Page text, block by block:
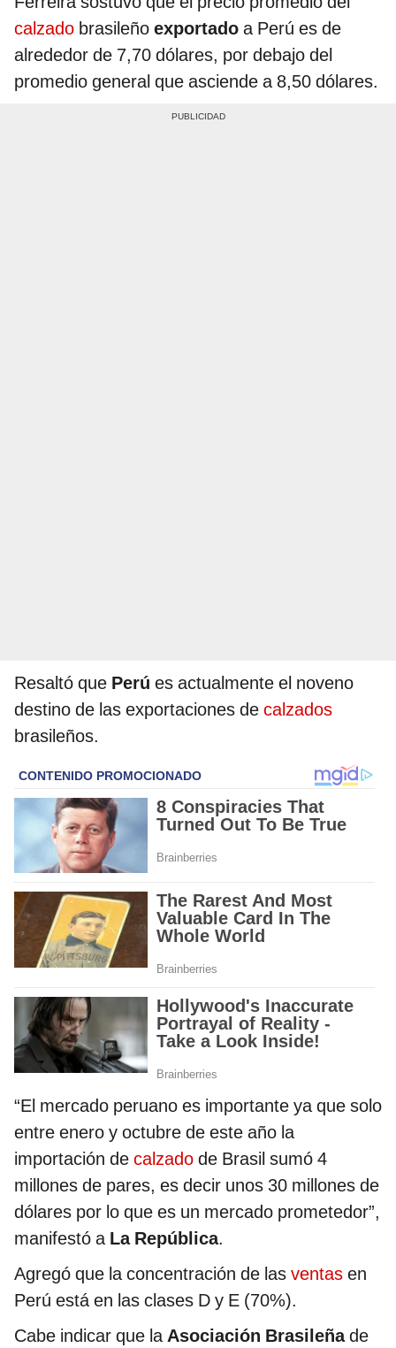
calzado brasileño exportado a Perú es de
alrededor de 7,70 dólares, por debajo del
promedio general que asciende a 8,50 dólares.
Resaltó que Perú es actualmente el noveno
destino de las exportaciones de calzados
brasileños.
“El mercado peruano es importante ya que solo
entre enero y octubre de este año la
importación de calzado de Brasil sumó 4
millones de pares, es decir unos 30 millones de
dólares por lo que es un mercado prometedor”,
manifestó a La República.
Agregó que la concentración de las ventas en
Perú está en las clases D y E (70%).
Cabe indicar que laAsociación Brasileñade